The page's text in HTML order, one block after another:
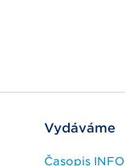
Vydáváme
Časopis INFO